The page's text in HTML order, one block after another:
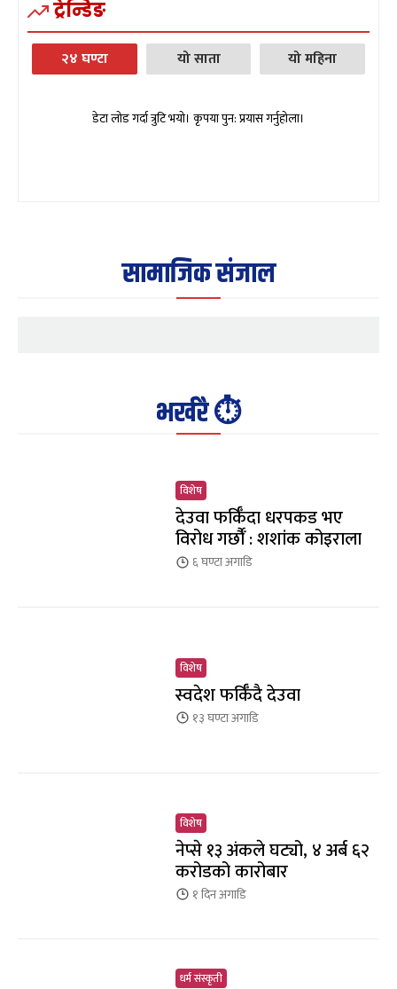
ट्रेन्डिङ
२४ घण्टा यो साता यो महिना
डेटा लोड गर्दा त्रुटि भयो। कृपया पुन: प्रयास गर्नुहोला।
सामाजिक संजाल
भर्खरै ⏱️
विशेष
देउवा फर्किँदा धरपकड भए
विरोध गर्छौँं : शशांक कोइराला
६ घण्टाअगाडि
विशेष
स्वदेश फर्किँदै देउवा
१३ घण्टाअगाडि
विशेष
नेप्से १३ अंकले घट्यो, ४ अर्ब ६२
करोडको कारोबार
१ दिनअगाडि
धर्म संस्कृती